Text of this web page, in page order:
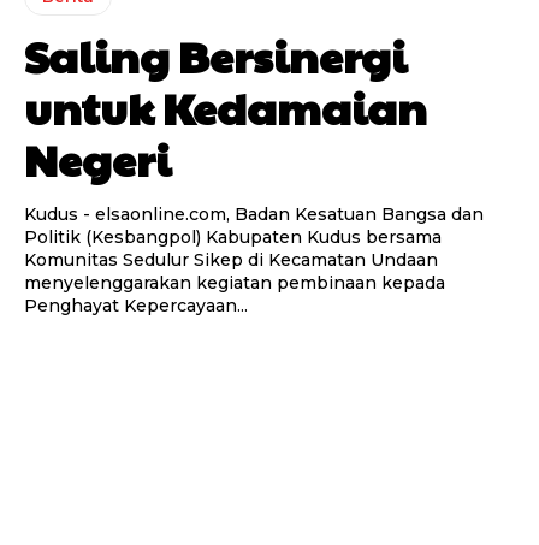
Saling Bersinergi
untuk Kedamaian
Negeri
Kudus - elsaonline.com, Badan Kesatuan Bangsa dan
Politik (Kesbangpol) Kabupaten Kudus bersama
Komunitas Sedulur Sikep di Kecamatan Undaan
menyelenggarakan kegiatan pembinaan kepada
Penghayat Kepercayaan...